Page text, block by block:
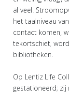
al veel.
het taalniveau
contact komen,
tekortschiet,
bibliotheken.
Op Lentiz Life
gestationeerd;